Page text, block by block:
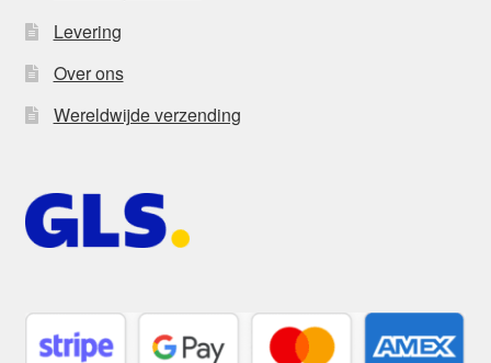
Levering
Over ons
Wereldwijde verzending